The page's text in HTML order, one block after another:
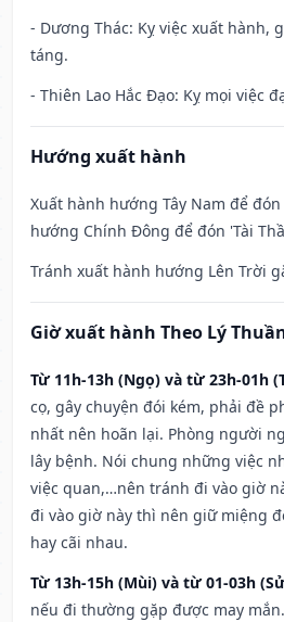
- Dương Thác: Kỵ việc xuất hành,
táng.
- Thiên Lao Hắc Đạo: Kỵ mọi việc
Hướng xuất hành
Xuất hành hướng Tây Nam để
hướng Chính Đông để đón 'Tài
Tránh xuất hành hướng Lên Trời
Giờ xuất hành Theo Lý
Từ 11h-13h (Ngọ) và từ 23h-01h
cọ, gây chuyện đói kém, phải đề
nhất nên hoãn lại. Phòng người
lây bệnh. Nói chung những việc
việc quan,…nên tránh đi vào giờ
đi vào giờ này thì nên giữ miệng
hay cãi nhau.
Từ 13h-15h (Mùi) và từ 01-03h
nếu đi thường gặp được may